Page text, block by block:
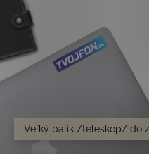
Veľký balík /teleskop/ do